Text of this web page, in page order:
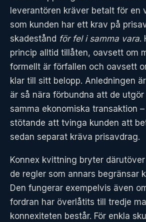
leverantören kräver betalt för en
som kunden har ett krav på
skadestånd för fel i samma vara.
princip alltid tillåten, oavsett om
formellt är förfallen och oavsett
klar till sitt belopp. Anledningen
är så nära förbundna att de
samma ekonomiska transaktion
stötande att tvinga kunden att
sedan separat kräva prisavdrag.
Konnex kvittning bryter
de regler som annars begränsar
Den fungerar exempelvis även
fordran har överlåtits till tredje
konnexiteten består. För enkla